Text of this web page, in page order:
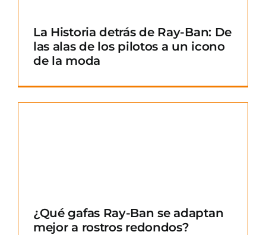
La Historia detrás de Ray-Ban: De
las alas de los pilotos a un icono
de la moda
¿Qué gafas Ray-Ban se adaptan
mejor a rostros redondos?